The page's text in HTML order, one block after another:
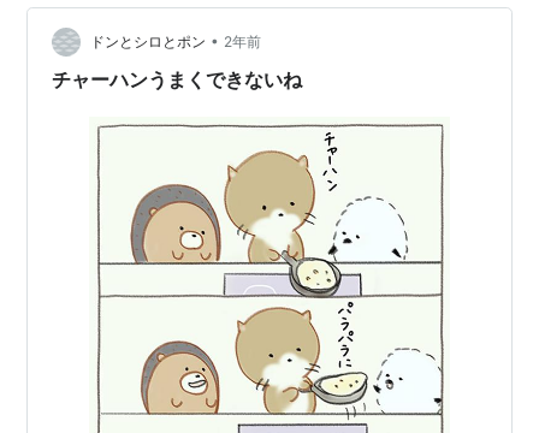
温部分も活用すれば高温での調理ができる。最初にしっ
かりと鍋を温めておくことで卵が必要以上に油を吸わず
にふわふわになるし、油が卵と混ざることでこの…
ドンとシロとポン • 2年前
チャーハンうまくできないね